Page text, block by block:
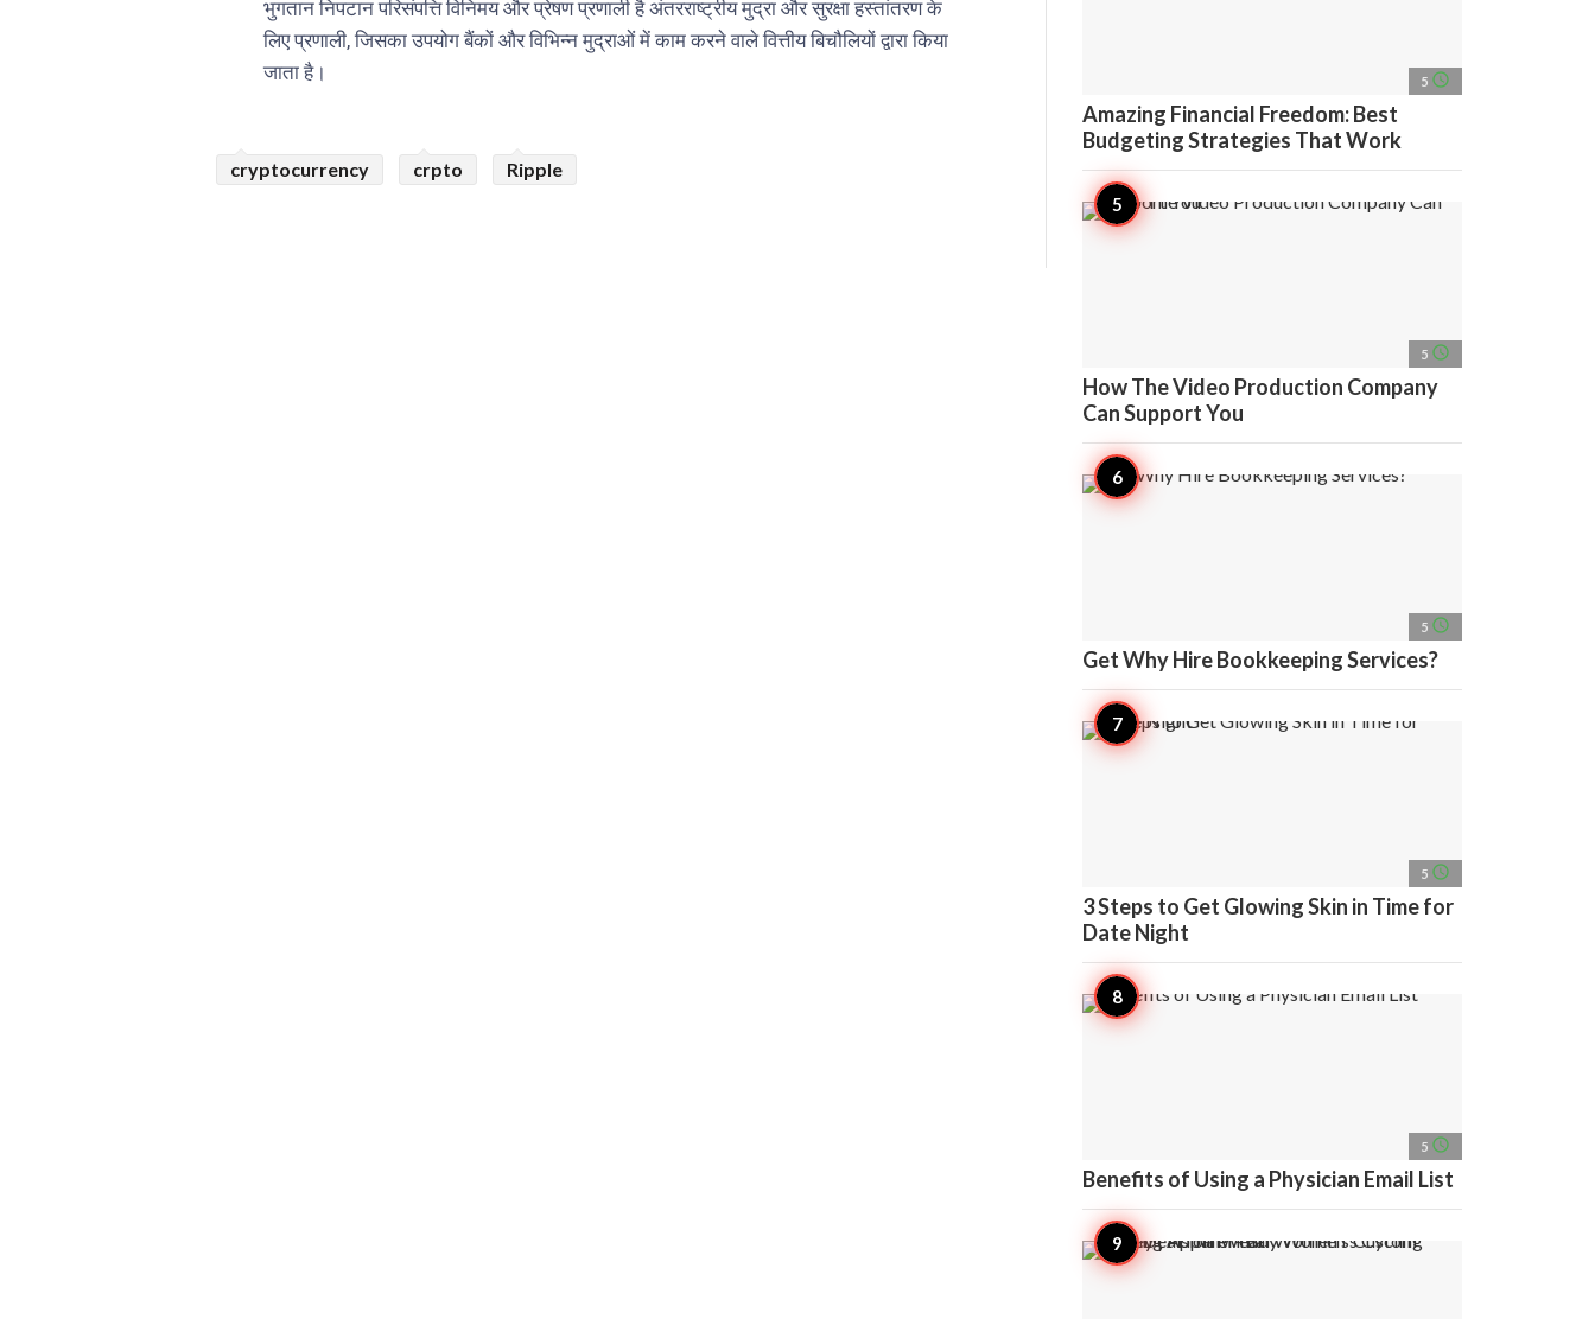
भुगतान निपटान परिसंपत्ति विनिमय और प्रेषण प्रणाली है अंतरराष्ट्रीय मुद्रा और सुरक्षा हस्तांतरण के
लिए प्रणाली, जिसका उपयोग बैंकों और विभिन्न मुद्राओं में काम करने वाले वित्तीय बिचौलियों द्वारा किया
जाता है।
cryptocurrency crpto Ripple
5 access_time
Amazing Financial Freedom: Best
Budgeting Strategies That Work
5 access_time
How The Video Production Company
Can Support You
5 access_time
Get Why Hire Bookkeeping Services?
5 access_time
3 Steps to Get Glowing Skin in Time for
Date Night
5 access_time
Benefits of Using a Physician Email List